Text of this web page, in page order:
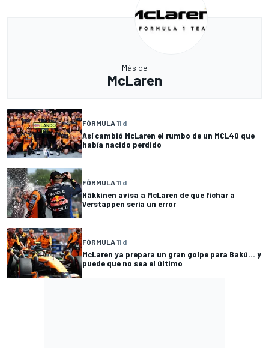
Más de
McLaren
FÓRMULA 11 d
Así cambió McLaren el rumbo de un MCL40 que
había nacido perdido
FÓRMULA 11 d
Häkkinen avisa a McLaren de que fichar a
Verstappen sería un error
FÓRMULA 11 d
McLaren ya prepara un gran golpe para Bakú... y
puede que no sea el último